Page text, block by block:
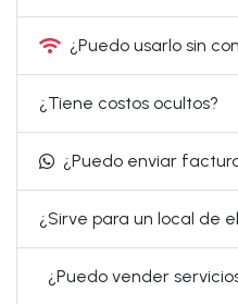
¿Puedo usarlo sin
¿Tiene costos ocultos?
¿Puedo enviar
¿Sirve para un local de
¿Puedo vender